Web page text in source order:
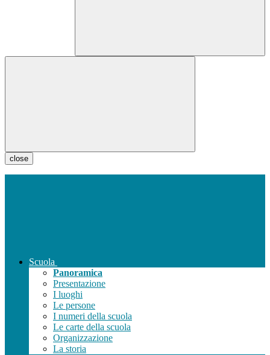
close
Scuola
Panoramica
Presentazione
I luoghi
Le persone
I numeri della scuola
Le carte della scuola
Organizzazione
La storia